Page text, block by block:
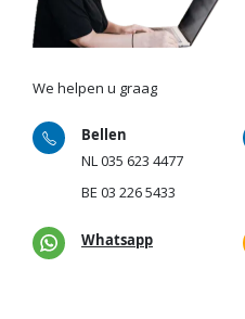
We helpen u graag
Bellen
NL035 623 4477
BE 03 226 5433
Whatsapp